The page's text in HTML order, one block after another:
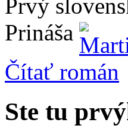
Prvý
Prináša
Čítať román
Ste tu